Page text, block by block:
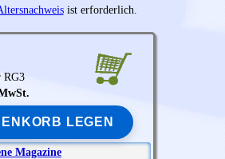
ist erforderlich.
RG3
LEGEN
Magazine